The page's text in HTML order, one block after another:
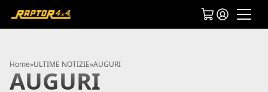
Home»ULTIME NOTIZIE»AUGURI
AUGURI